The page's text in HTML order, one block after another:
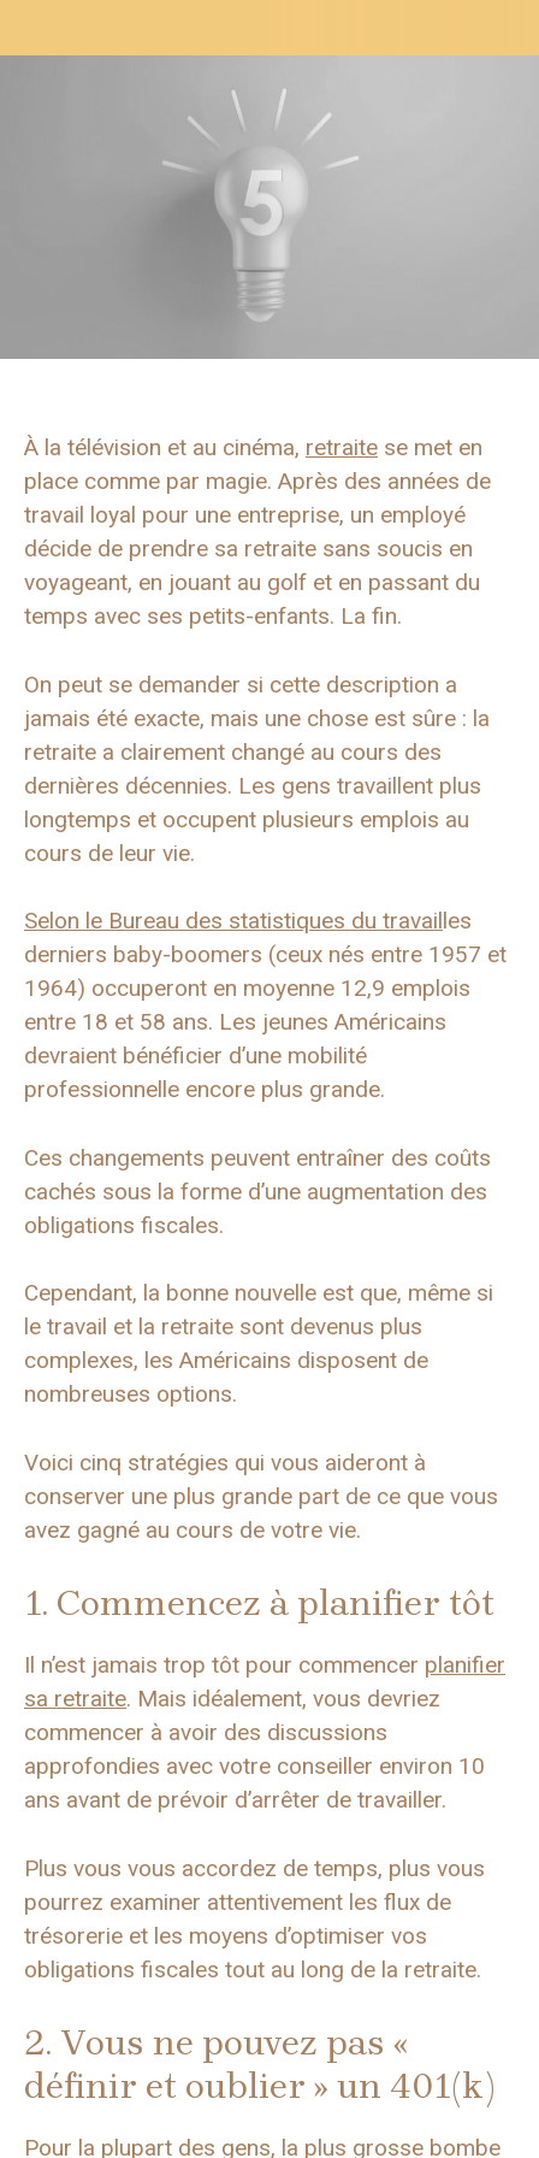
À la télévision et au cinéma, retraite se met en
place comme par magie. Après des années de
travail loyal pour une entreprise, un employé
décide de prendre sa retraite sans soucis en
voyageant, en jouant au golf et en passant du
temps avec ses petits-enfants. La fin.
On peut se demander si cette description a
jamais été exacte, mais une chose est sûre : la
retraite a clairement changé au cours des
dernières décennies. Les gens travaillent plus
longtemps et occupent plusieurs emplois au
cours de leur vie.
Selon le Bureau des statistiques du travailles
derniers baby-boomers (ceux nés entre 1957 et
1964) occuperont en moyenne 12,9 emplois
entre 18 et 58 ans. Les jeunes Américains
devraient bénéficier d’une mobilité
professionnelle encore plus grande.
Ces changements peuvent entraîner des coûts
cachés sous la forme d’une augmentation des
obligations fiscales.
Cependant, la bonne nouvelle est que, même si
le travail et la retraite sont devenus plus
complexes, les Américains disposent de
nombreuses options.
Voici cinq stratégies qui vous aideront à
conserver une plus grande part de ce que vous
avez gagné au cours de votre vie.
1. Commencez à planifier tôt
Il n’est jamais trop tôt pour commencer planifier
sa retraite. Mais idéalement, vous devriez
commencer à avoir des discussions
approfondies avec votre conseiller environ 10
ans avant de prévoir d’arrêter de travailler.
Plus vous vous accordez de temps, plus vous
pourrez examiner attentivement les flux de
trésorerie et les moyens d’optimiser vos
obligations fiscales tout au long de la retraite.
2. Vous ne pouvez pas «
définir et oublier » un 401(k)
Pour la plupart des gens, la plus grosse bombe